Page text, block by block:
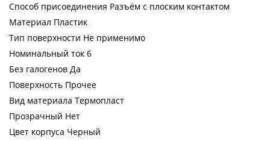
Способ присоединения Разъём с плоским контактом
Материал Пластик
Тип поверхности Не применимо
Номинальный ток 6
Без галогенов Да
Поверхность Прочее
Вид материала Термопласт
Прозрачный Нет
Цвет корпуса Черный